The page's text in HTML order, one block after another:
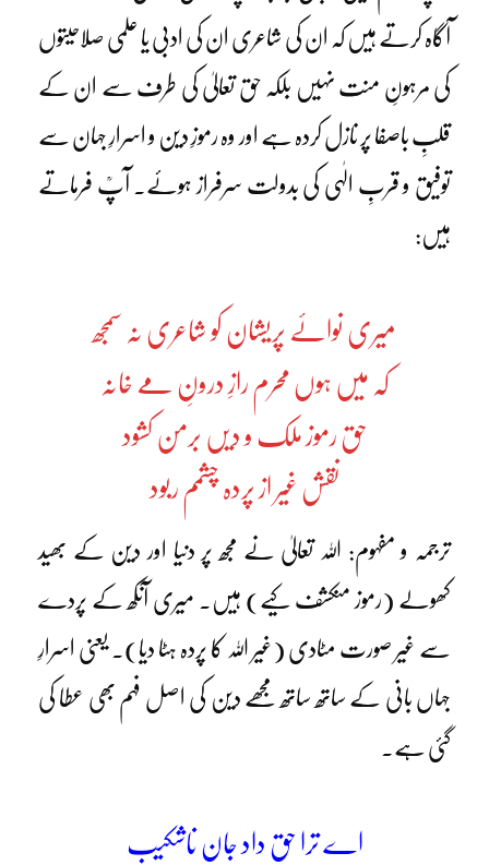
آگاہ کرتے ہیں کہ ان کی شاعری ان کی ادبی یا علمی صلاحیتوں
کی مرہونِ منت نہیں بلکہ حق تعالیٰ کی طرف سے ان کے
قلبِ باصفا پر نازل کردہ ہے اور وہ رموزِ دین و اسرارِ جہان سے
توفیق و قربِ الٰہی کی بدولت سرفراز ہوئے۔ آپؒ فرماتے
ہیں:
میری نوائے پریشان کو شاعری نہ سمجھ
کہ میں ہوں محرم رازِ درونِ مے خانہ
حق رموز ملک و دیں برمن کشود
نقش غیر از پردہ چشمم ربود
ترجمہ و مفہوم: اللہ تعالیٰ نے مجھ پر دنیا اور دین کے بھید
کھولے (رموز منکشف کیے) ہیں۔ میری آنکھ کے پردے
سے غیر صورت مٹادی (غیر اللہ کا پردہ ہٹا دیا)۔ یعنی اسرارِ
جہاں بانی کے ساتھ ساتھ مجھے دین کی اصل فہم بھی عطا کی
گئی ہے۔
اے ترا حق داد جان ناشکیب